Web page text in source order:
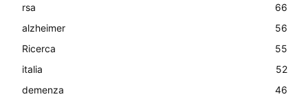
rsa
66
alzheimer
56
Ricerca
55
italia
52
demenza
46